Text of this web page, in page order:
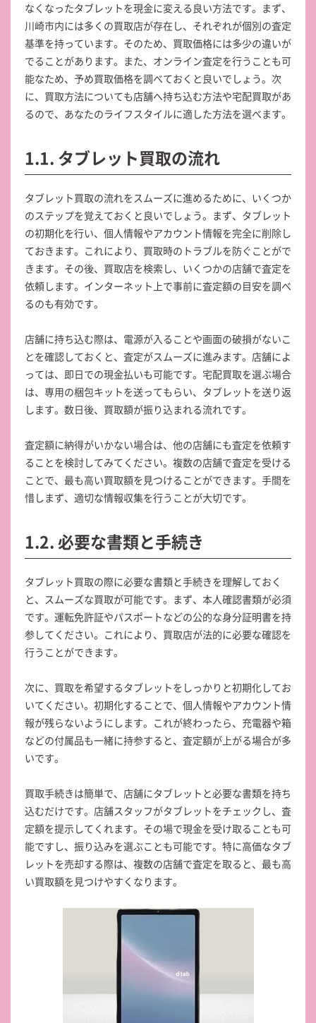
なくなったタブレットを現金に変える良い方法です。まず、
川崎市内には多くの買取店が存在し、それぞれが個別の査定
基準を持っています。そのため、買取価格には多少の違いが
でることがあります。また、オンライン査定を行うことも可
能なため、予め買取価格を調べておくと良いでしょう。次
に、買取方法についても店舗へ持ち込む方法や宅配買取があ
るので、あなたのライフスタイルに適した方法を選べます。
1.1. タブレット買取の流れ
タブレット買取の流れをスムーズに進めるために、いくつか
のステップを覚えておくと良いでしょう。まず、タブレット
の初期化を行い、個人情報やアカウント情報を完全に削除し
ておきます。これにより、買取時のトラブルを防ぐことがで
きます。その後、買取店を検索し、いくつかの店舗で査定を
依頼します。インターネット上で事前に査定額の目安を調べ
るのも有効です。
店舗に持ち込む際は、電源が入ることや画面の破損がないこ
とを確認しておくと、査定がスムーズに進みます。店舗によ
っては、即日での現金払いも可能です。宅配買取を選ぶ場合
は、専用の梱包キットを送ってもらい、タブレットを送り返
します。数日後、買取額が振り込まれる流れです。
査定額に納得がいかない場合は、他の店舗にも査定を依頼す
ることを検討してみてください。複数の店舗で査定を受ける
ことで、最も高い買取額を見つけることができます。手間を
惜しまず、適切な情報収集を行うことが大切です。
1.2. 必要な書類と手続き
タブレット買取の際に必要な書類と手続きを理解しておく
と、スムーズな買取が可能です。まず、本人確認書類が必須
です。運転免許証やパスポートなどの公的な身分証明書を持
参してください。これにより、買取店が法的に必要な確認を
行うことができます。
次に、買取を希望するタブレットをしっかりと初期化してお
いてください。初期化することで、個人情報やアカウント情
報が残らないようにします。これが終わったら、充電器や箱
などの付属品も一緒に持参すると、査定額が上がる場合が多
いです。
買取手続きは簡単で、店舗にタブレットと必要な書類を持ち
込むだけです。店舗スタッフがタブレットをチェックし、査
定額を提示してくれます。その場で現金を受け取ることも可
能ですし、振り込みを選ぶことも可能です。特に高価なタブ
レットを売却する際は、複数の店舗で査定を取ると、最も高
い買取額を見つけやすくなります。